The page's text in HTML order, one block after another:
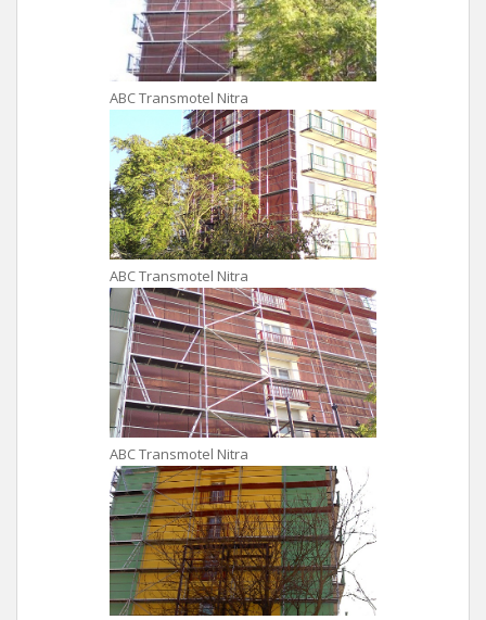
ABC Transmotel Nitra
ABC Transmotel Nitra
ABC Transmotel Nitra